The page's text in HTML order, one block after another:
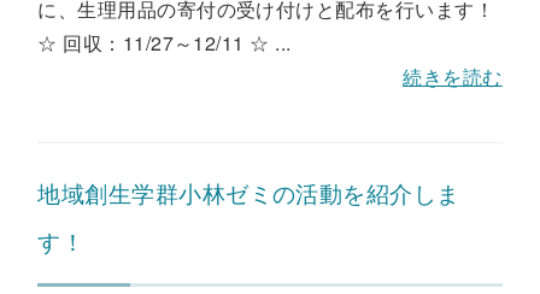
に、生理用品の寄付の受け付けと配布を行います！
☆ 回収：11/27～12/11 ☆ ...
続きを読む
地域創生学群小林ゼミの活動を紹介しま
す！